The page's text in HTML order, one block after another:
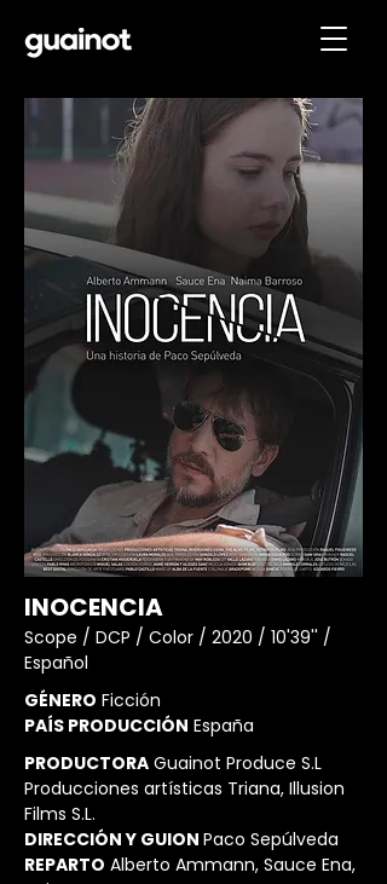
INOCENCIA
Scope / DCP / Color / 2020 / 10'39'' /
Español
GÉNERO Ficción
PAÍS PRODUCCIÓN España
PRODUCTORA Guainot Produce S.L
Producciones artísticas Triana, Illusion
Films S.L.
DIRECCIÓN Y GUION Paco Sepúlveda
REPARTO Alberto Ammann, Sauce Ena,